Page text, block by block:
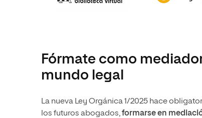
Fórmate como
mundo legal
La nueva Ley Orgánica 1/2025 hace
los futuros abogados,formarse en